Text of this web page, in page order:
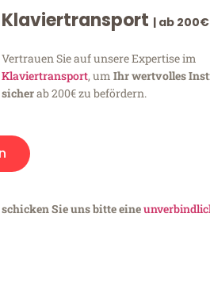
Klaviertransport | ab 200€
Vertrauen Sie auf unsere Expertise im
Klaviertransport, um Ihr wertvolles
sicherab 200€ zu befördern.
Sie uns bitte eine